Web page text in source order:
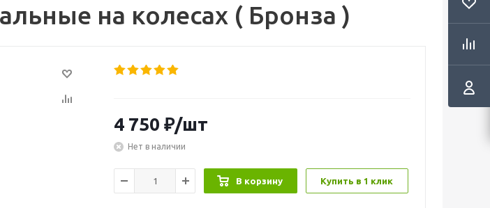
на колесах ( Бронза )
4 750 ₽/шт
Нет в наличии
В корзину Купить в 1 клик